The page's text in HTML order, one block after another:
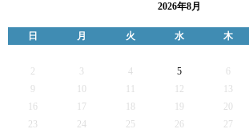
2026年8月
日 月 火 水 木
2
3 4 5 6
9
12 13
16
17 19 20
23
24 25 26 27